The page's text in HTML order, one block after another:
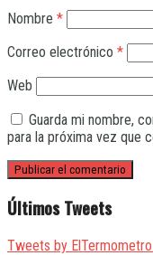
Nombre *
Correo electrónico *
Web
Guarda mi nombre,
para la próxima vez que
Últimos Tweets
Tweets by ElTermometro_